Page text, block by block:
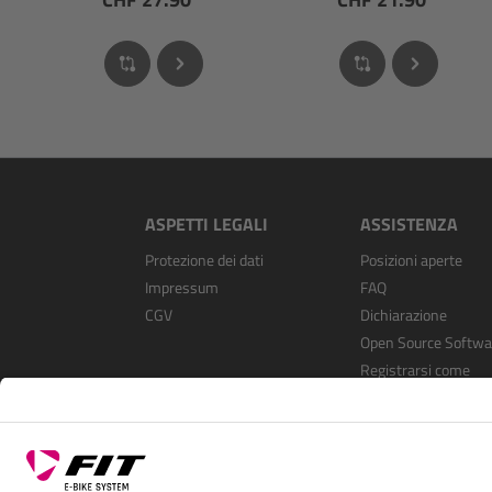
ASPETTI LEGALI
Protezione dei dati
Impressum
CGV
ASSISTENZA
Posizioni aperte
FAQ
Dichiarazione
Open Source
Registrarsi come